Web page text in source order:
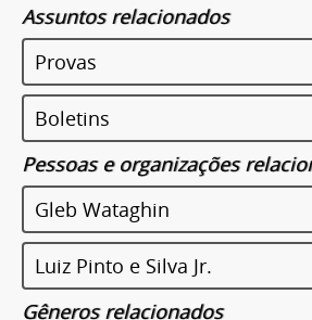
Assuntos relacionados
Provas
Boletins
Pessoas e organizações
Gleb Wataghin
Luiz Pinto e Silva Jr.
Gêneros relacionados